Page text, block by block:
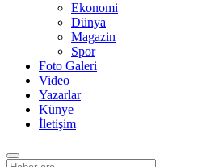
Ekonomi
Dünya
Magazin
Spor
Foto Galeri
Video
Yazarlar
Künye
İletişim